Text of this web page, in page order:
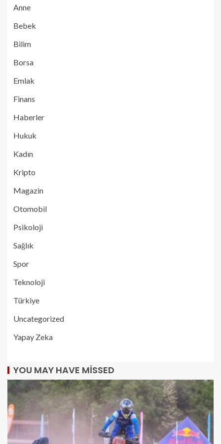
Anne
Bebek
Bilim
Borsa
Emlak
Finans
Haberler
Hukuk
Kadın
Kripto
Magazin
Otomobil
Psikoloji
Sağlık
Spor
Teknoloji
Türkiye
Uncategorized
Yapay Zeka
YOU MAY HAVE MISSED